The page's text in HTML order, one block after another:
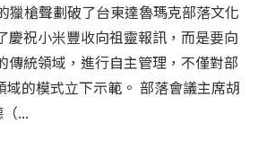
獵槍聲劃破了台東達魯瑪克部落文化
祝小米豐收向祖靈報訊，而是要向
統領域，進行自主管理，不僅對部
的模式立下示範。 部落會議主席胡
...